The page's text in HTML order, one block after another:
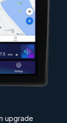
upgrade